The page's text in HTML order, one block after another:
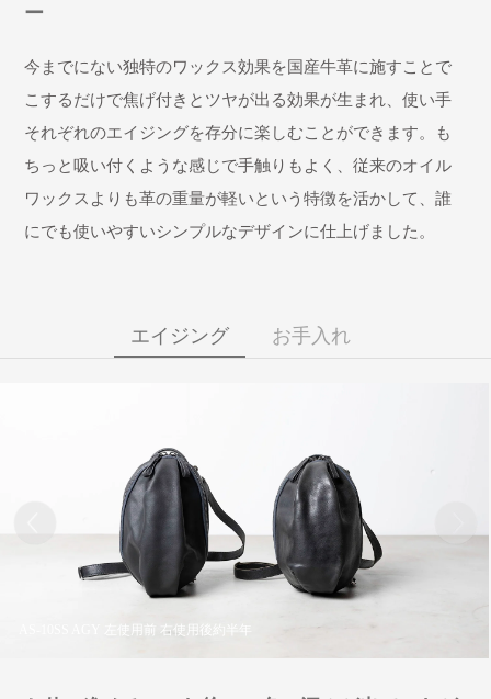
ー
今までにない独特のワックス効果を国産牛革に施すことで
こするだけで焦げ付きとツヤが出る効果が生まれ、使い手
それぞれのエイジングを存分に楽しむことができます。も
ちっと吸い付くような感じで手触りもよく、従来のオイル
ワックスよりも革の重量が軽いという特徴を活かして、誰
にでも使いやすいシンプルなデザインに仕上げました。
エイジング お手入れ
AS-10SS AGY 左使用前 右使用後約半年